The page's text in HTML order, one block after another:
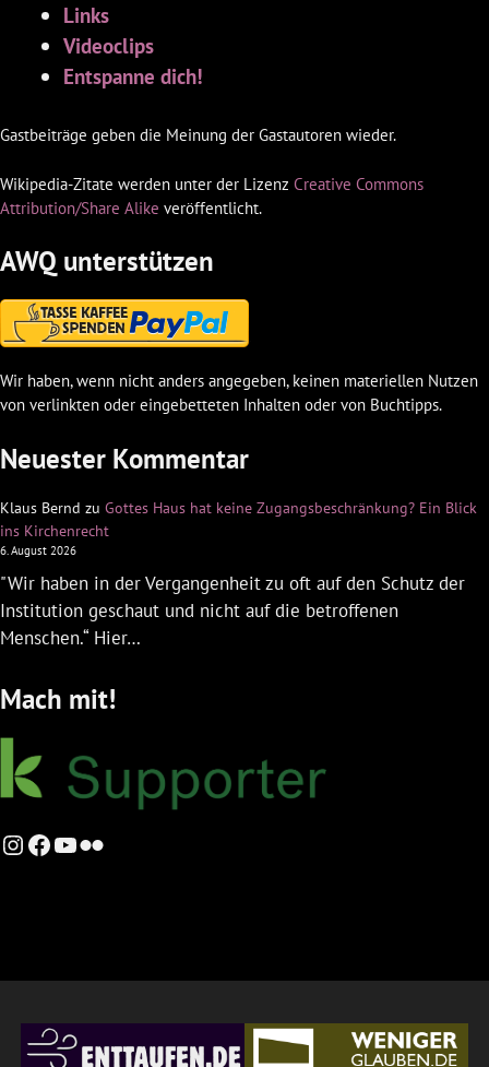
Links
Videoclips
Entspanne dich!
Gastbeiträge geben die Meinung der Gastautoren wieder.
Wikipedia-Zitate werden unter der Lizenz Creative Commons
Attribution/Share Alike veröffentlicht.
AWQ unterstützen
Wir haben, wenn nicht anders angegeben, keinen materiellen Nutzen
von verlinkten oder eingebetteten Inhalten oder von Buchtipps.
Neuester Kommentar
Klaus Bernd zu Gottes Haus hat keine Zugangsbeschränkung? Ein Blick
ins Kirchenrecht
6. August 2026
"Wir haben in der Vergangenheit zu oft auf den Schutz der
Institution geschaut und nicht auf die betroffenen
Menschen.“ Hier…
Mach mit!
Instagram
Facebook
YouTube
Flickr